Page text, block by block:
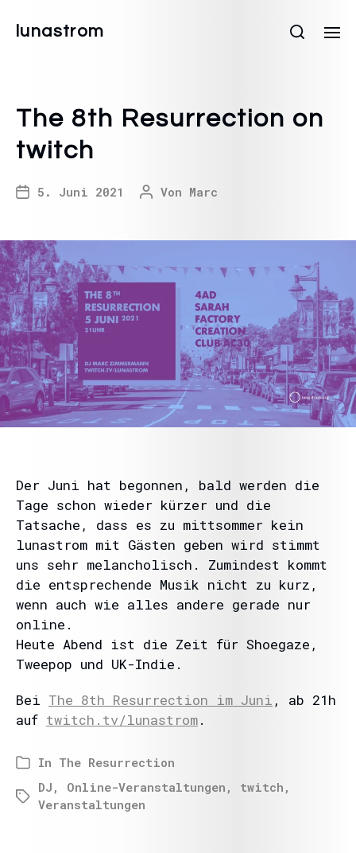
lunastrom
The 8th Resurrection on
twitch
5. Juni 2021 Von Marc
Der Juni hat begonnen, bald werden die
Tage schon wieder kürzer und die
Tatsache, dass es zu mittsommer kein
lunastrom mit Gästen geben wird stimmt
uns sehr melancholisch. Zumindest kommt
die entsprechende Musik nicht zu kurz,
wenn auch wie alles andere gerade nur
online.
Heute Abend ist die Zeit für Shoegaze,
Tweepop und UK-Indie.
Bei The 8th Resurrection im Juni , ab 21h
auf twitch.tv/lunastrom.
In The Resurrection
DJ , Online-Veranstaltungen , twitch ,
Veranstaltungen